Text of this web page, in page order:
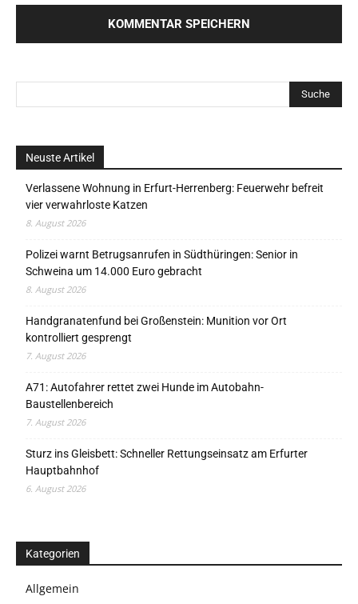
Neuste Artikel
Verlassene Wohnung in Erfurt-Herrenberg: Feuerwehr befreit
vier verwahrloste Katzen
8. August 2026
Polizei warnt Betrugsanrufen in Südthüringen: Senior in
Schweina um 14.000 Euro gebracht
8. August 2026
Handgranatenfund bei Großenstein: Munition vor Ort
kontrolliert gesprengt
7. August 2026
A71: Autofahrer rettet zwei Hunde im Autobahn-
Baustellenbereich
7. August 2026
Sturz ins Gleisbett: Schneller Rettungseinsatz am Erfurter
Hauptbahnhof
6. August 2026
Kategorien
Allgemein